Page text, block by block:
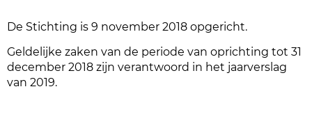
De Stichting is 9 november 2018 opgericht.
Geldelijke zaken van de periode van oprichting tot 31
december 2018 zijn verantwoord in het jaarverslag
van 2019.